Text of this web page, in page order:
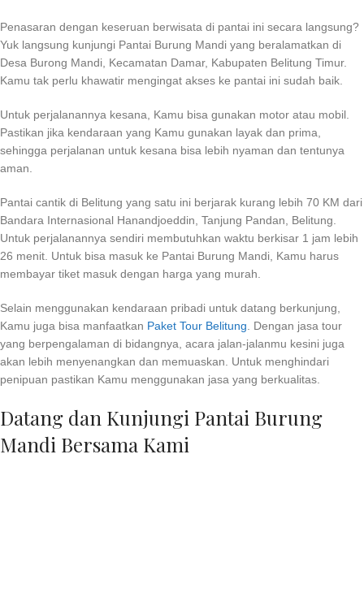
Penasaran dengan keseruan berwisata di pantai ini secara langsung?
Yuk langsung kunjungi Pantai Burung Mandi yang beralamatkan di
Desa Burong Mandi, Kecamatan Damar, Kabupaten Belitung Timur.
Kamu tak perlu khawatir mengingat akses ke pantai ini sudah baik.
Untuk perjalanannya kesana, Kamu bisa gunakan motor atau mobil.
Pastikan jika kendaraan yang Kamu gunakan layak dan prima,
sehingga perjalanan untuk kesana bisa lebih nyaman dan tentunya
aman.
Pantai cantik di Belitung yang satu ini berjarak kurang lebih 70 KM dari
Bandara Internasional Hanandjoeddin, Tanjung Pandan, Belitung.
Untuk perjalanannya sendiri membutuhkan waktu berkisar 1 jam lebih
26 menit. Untuk bisa masuk ke Pantai Burung Mandi, Kamu harus
membayar tiket masuk dengan harga yang murah.
Selain menggunakan kendaraan pribadi untuk datang berkunjung,
Kamu juga bisa manfaatkan Paket Tour Belitung . Dengan jasa tour
yang berpengalaman di bidangnya, acara jalan-jalanmu kesini juga
akan lebih menyenangkan dan memuaskan. Untuk menghindari
penipuan pastikan Kamu menggunakan jasa yang berkualitas.
Datang dan Kunjungi Pantai Burung
Mandi Bersama Kami